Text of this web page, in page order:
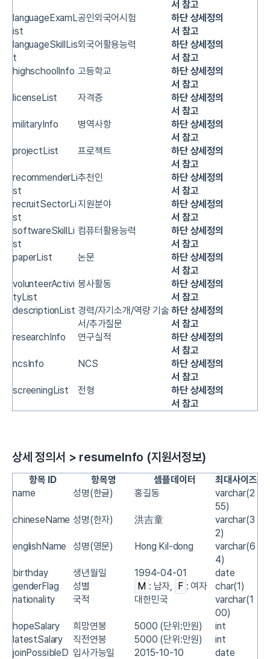
서 참고
languageExamL
ist
공인외국어시험
하단 상세정의
서 참고
languageSkillLis
t
외국어활용능력
하단 상세정의
서 참고
highschoolInfo 고등학교
하단 상세정의
서 참고
licenseList
자격증
하단 상세정의
서 참고
militaryInfo
병역사항
하단 상세정의
서 참고
projectList
프로젝트
하단 상세정의
서 참고
recommenderLi
st
추천인
하단 상세정의
서 참고
recruitSectorLi
st
지원분야
하단 상세정의
서 참고
softwareSkillLi
st
컴퓨터활용능력
하단 상세정의
서 참고
paperList
논문
하단 상세정의
서 참고
volunteerActivi
tyList
봉사활동
하단 상세정의
서 참고
descriptionList 경력/자기소개/역량 기술
서/추가질문
하단 상세정의
서 참고
researchInfo
연구실적
하단 상세정의
서 참고
ncsInfo
NCS
하단 상세정의
서 참고
screeningList
전형
하단 상세정의
서 참고
상세 정의서 > resumeInfo (지원서정보)
항목 ID 항목명 셈플데이터
최대사이즈
name
성명(한글) 홍길동
varchar(2
55)
chineseName 성명(한자) 洪吉童
varchar(3
2)
englishName
성명(영문) Hong Kil-dong
varchar(6
4)
birthday
생년월일 1994-04-01
date
genderFlag
성별 M : 남자, F : 여자
char(1)
nationality
국적 대한민국
varchar(1
00)
hopeSalary
희망연봉 5000 (단위:만원)
int
latestSalary
직전연봉 5000 (단위:만원)
int
joinPossibleD 입사가능일 2015-10-10 date